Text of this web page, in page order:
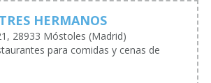
HERMANOS
28933 Móstoles (Madrid)
para comidas y cenas de